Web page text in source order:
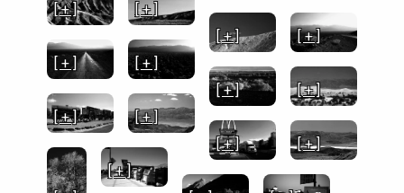
[ + ]
[ + ]
[ + ]
[ + ]
[ + ]
[ + ]
[ + ]
[ + ]
[ + ]
[ + ]
[ + ]
[ + ]
[ + ]